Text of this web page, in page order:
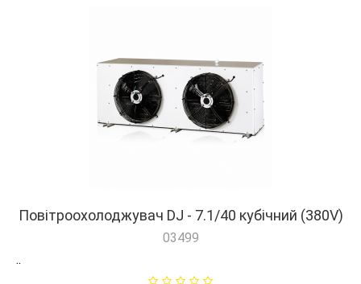
Повітроохолоджувач DJ - 7.1/40 кубічний (380V)
03499
..